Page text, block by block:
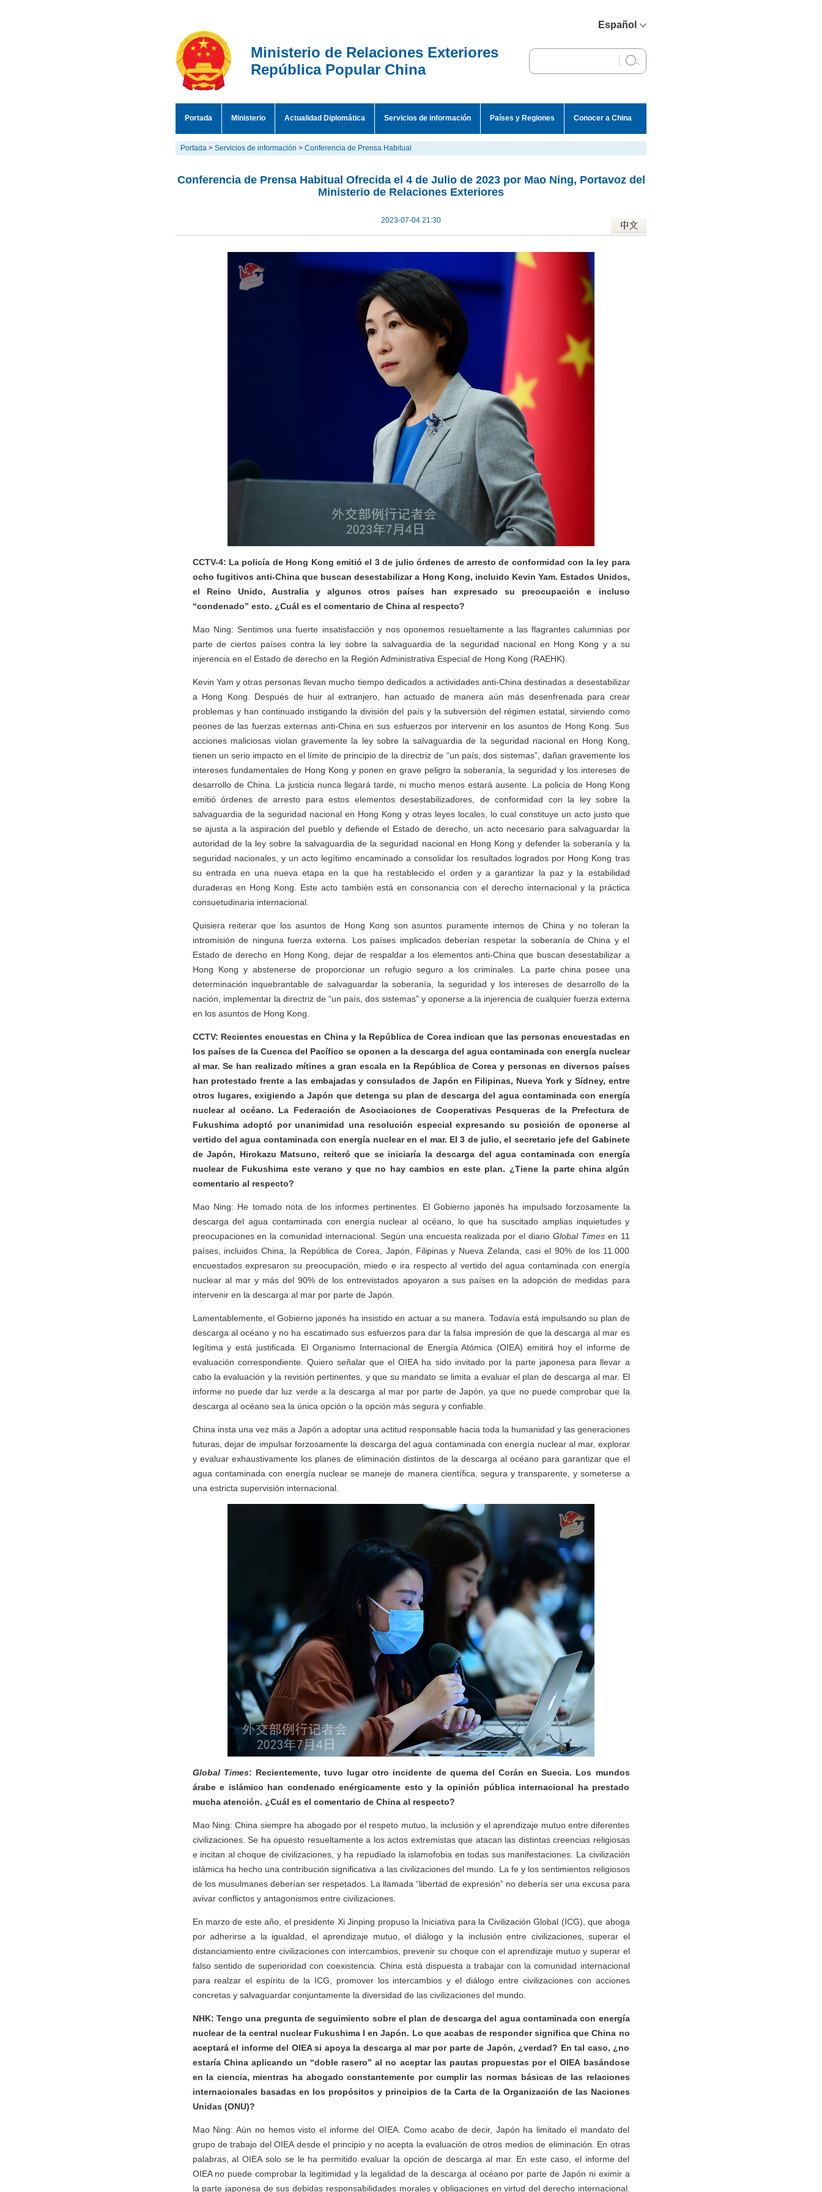
Español
English
Ministerio de Relaciones Exteriores
República Popular China
Portada Ministerio Actualidad Diplomática Servicios de información Países y Regiones Conocer a China
Portada > Servicios de información > Conferencia de Prensa Habitual
Conferencia de Prensa Habitual Ofrecida el 4 de Julio de 2023 por Mao Ning, Portavoz del
Ministerio de Relaciones Exteriores
2023-07-04 21:30
CCTV-4: La policía de Hong Kong emitió el 3 de julio órdenes de arresto de conformidad con la ley para
ocho fugitivos anti-China que buscan desestabilizar a Hong Kong, incluido Kevin Yam. Estados Unidos,
el Reino Unido, Australia y algunos otros países han expresado su preocupación e incluso
“condenado” esto. ¿Cuál es el comentario de China al respecto?
Mao Ning: Sentimos una fuerte insatisfacción y nos oponemos resueltamente a las flagrantes calumnias por
parte de ciertos países contra la ley sobre la salvaguardia de la seguridad nacional en Hong Kong y a su
injerencia en el Estado de derecho en la Región Administrativa Especial de Hong Kong (RAEHK).
Kevin Yam y otras personas llevan mucho tiempo dedicados a actividades anti-China destinadas a desestabilizar
a Hong Kong. Después de huir al extranjero, han actuado de manera aún más desenfrenada para crear
problemas y han continuado instigando la división del país y la subversión del régimen estatal, sirviendo como
peones de las fuerzas externas anti-China en sus esfuerzos por intervenir en los asuntos de Hong Kong. Sus
acciones maliciosas violan gravemente la ley sobre la salvaguardia de la seguridad nacional en Hong Kong,
tienen un serio impacto en el límite de principio de la directriz de “un país, dos sistemas”, dañan gravemente los
intereses fundamentales de Hong Kong y ponen en grave peligro la soberanía, la seguridad y los intereses de
desarrollo de China. La justicia nunca llegará tarde, ni mucho menos estará ausente. La policía de Hong Kong
emitió órdenes de arresto para estos elementos desestabilizadores, de conformidad con la ley sobre la
salvaguardia de la seguridad nacional en Hong Kong y otras leyes locales, lo cual constituye un acto justo que
se ajusta a la aspiración del pueblo y defiende el Estado de derecho, un acto necesario para salvaguardar la
autoridad de la ley sobre la salvaguardia de la seguridad nacional en Hong Kong y defender la soberanía y la
seguridad nacionales, y un acto legítimo encaminado a consolidar los resultados logrados por Hong Kong tras
su entrada en una nueva etapa en la que ha restablecido el orden y a garantizar la paz y la estabilidad
duraderas en Hong Kong. Este acto también está en consonancia con el derecho internacional y la práctica
consuetudinaria internacional.
Quisiera reiterar que los asuntos de Hong Kong son asuntos puramente internos de China y no toleran la
intromisión de ninguna fuerza externa. Los países implicados deberían respetar la soberanía de China y el
Estado de derecho en Hong Kong, dejar de respaldar a los elementos anti-China que buscan desestabilizar a
Hong Kong y abstenerse de proporcionar un refugio seguro a los criminales. La parte china posee una
determinación inquebrantable de salvaguardar la soberanía, la seguridad y los intereses de desarrollo de la
nación, implementar la directriz de “un país, dos sistemas” y oponerse a la injerencia de cualquier fuerza externa
en los asuntos de Hong Kong.
CCTV: Recientes encuestas en China y la República de Corea indican que las personas encuestadas en
los países de la Cuenca del Pacífico se oponen a la descarga del agua contaminada con energía nuclear
al mar. Se han realizado mítines a gran escala en la República de Corea y personas en diversos países
han protestado frente a las embajadas y consulados de Japón en Filipinas, Nueva York y Sídney, entre
otros lugares, exigiendo a Japón que detenga su plan de descarga del agua contaminada con energía
nuclear al océano. La Federación de Asociaciones de Cooperativas Pesqueras de la Prefectura de
Fukushima adoptó por unanimidad una resolución especial expresando su posición de oponerse al
vertido del agua contaminada con energía nuclear en el mar. El 3 de julio, el secretario jefe del Gabinete
de Japón, Hirokazu Matsuno, reiteró que se iniciaría la descarga del agua contaminada con energía
nuclear de Fukushima este verano y que no hay cambios en este plan. ¿Tiene la parte china algún
comentario al respecto?
Mao Ning: He tomado nota de los informes pertinentes. El Gobierno japonés ha impulsado forzosamente la
descarga del agua contaminada con energía nuclear al océano, lo que ha suscitado amplias inquietudes y
preocupaciones en la comunidad internacional. Según una encuesta realizada por el diario Global Timesen 11
países, incluidos China, la República de Corea, Japón, Filipinas y Nueva Zelanda, casi el 90% de los 11.000
encuestados expresaron su preocupación, miedo e ira respecto al vertido del agua contaminada con energía
nuclear al mar y más del 90% de los entrevistados apoyaron a sus países en la adopción de medidas para
intervenir en la descarga al mar por parte de Japón.
Lamentablemente, el Gobierno japonés ha insistido en actuar a su manera. Todavía está impulsando su plan de
descarga al océano y no ha escatimado sus esfuerzos para dar la falsa impresión de que la descarga al mar es
legítima y está justificada. El Organismo Internacional de Energía Atómica (OIEA) emitirá hoy el informe de
evaluación correspondiente. Quiero señalar que el OIEA ha sido invitado por la parte japonesa para llevar a
cabo la evaluación y la revisión pertinentes, y que su mandato se limita a evaluar el plan de descarga al mar. El
informe no puede dar luz verde a la descarga al mar por parte de Japón, ya que no puede comprobar que la
descarga al océano sea la única opción o la opción más segura y confiable.
China insta una vez más a Japón a adoptar una actitud responsable hacia toda la humanidad y las generaciones
futuras, dejar de impulsar forzosamente la descarga del agua contaminada con energía nuclear al mar, explorar
y evaluar exhaustivamente los planes de eliminación distintos de la descarga al océano para garantizar que el
agua contaminada con energía nuclear se maneje de manera científica, segura y transparente, y someterse a
una estricta supervisión internacional.
Global Times: Recientemente, tuvo lugar otro incidente de quema del Corán en Suecia. Los mundos
árabe e islámico han condenado enérgicamente esto y la opinión pública internacional ha prestado
mucha atención. ¿Cuál es el comentario de China al respecto?
Mao Ning: China siempre ha abogado por el respeto mutuo, la inclusión y el aprendizaje mutuo entre diferentes
civilizaciones. Se ha opuesto resueltamente a los actos extremistas que atacan las distintas creencias religiosas
e incitan al choque de civilizaciones, y ha repudiado la islamofobia en todas sus manifestaciones. La civilización
islámica ha hecho una contribución significativa a las civilizaciones del mundo. La fe y los sentimientos religiosos
de los musulmanes deberían ser respetados. La llamada “libertad de expresión” no debería ser una excusa para
avivar conflictos y antagonismos entre civilizaciones.
En marzo de este año, el presidente Xi Jinping propuso la Iniciativa para la Civilización Global (ICG), que aboga
por adherirse a la igualdad, el aprendizaje mutuo, el diálogo y la inclusión entre civilizaciones, superar el
distanciamiento entre civilizaciones con intercambios, prevenir su choque con el aprendizaje mutuo y superar el
falso sentido de superioridad con coexistencia. China está dispuesta a trabajar con la comunidad internacional
para realzar el espíritu de la ICG, promover los intercambios y el diálogo entre civilizaciones con acciones
concretas y salvaguardar conjuntamente la diversidad de las civilizaciones del mundo.
NHK: Tengo una pregunta de seguimiento sobre el plan de descarga del agua contaminada con energía
nuclear de la central nuclear Fukushima I en Japón. Lo que acabas de responder significa que China no
aceptará el informe del OIEA si apoya la descarga al mar por parte de Japón, ¿verdad? En tal caso, ¿no
estaría China aplicando un “doble rasero” al no aceptar las pautas propuestas por el OIEA basándose
en la ciencia, mientras ha abogado constantemente por cumplir las normas básicas de las relaciones
internacionales basadas en los propósitos y principios de la Carta de la Organización de las Naciones
Unidas (ONU)?
Mao Ning: Aún no hemos visto el informe del OIEA. Como acabo de decir, Japón ha limitado el mandato del
grupo de trabajo del OIEA desde el principio y no acepta la evaluación de otros medios de eliminación. En otras
palabras, al OIEA solo se le ha permitido evaluar la opción de descarga al mar. En este caso, el informe del
OIEA no puede comprobar la legitimidad y la legalidad de la descarga al océano por parte de Japón ni eximir a
la parte japonesa de sus debidas responsabilidades morales y obligaciones en virtud del derecho internacional.